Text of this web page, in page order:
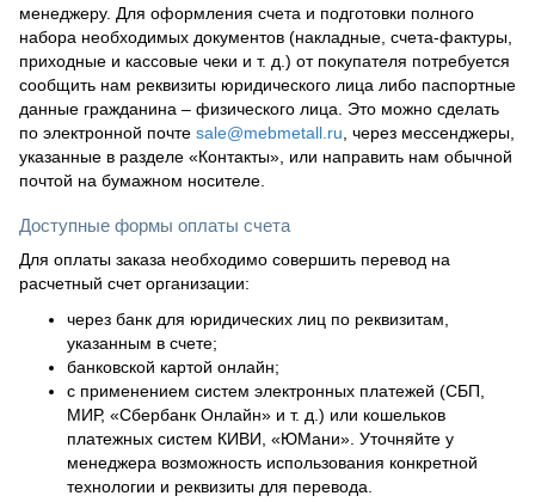
менеджеру. Для оформления счета и подготовки полного
набора необходимых документов (накладные, счета-фактуры,
приходные и кассовые чеки и т. д.) от покупателя потребуется
сообщить нам реквизиты юридического лица либо паспортные
данные гражданина – физического лица. Это можно сделать
по электронной почте sale@mebmetall.ru , через мессенджеры,
указанные в разделе «Контакты», или направить нам обычной
почтой на бумажном носителе.
Доступные формы оплаты счета
Для оплаты заказа необходимо совершить перевод на
расчетный счет организации:
через банк для юридических лиц по реквизитам,
указанным в счете;
банковской картой онлайн;
с применением систем электронных платежей (СБП,
МИР, «Сбербанк Онлайн» и т. д.) или кошельков
платежных систем КИВИ, «ЮМани». Уточняйте у
менеджера возможность использования конкретной
технологии и реквизиты для перевода.